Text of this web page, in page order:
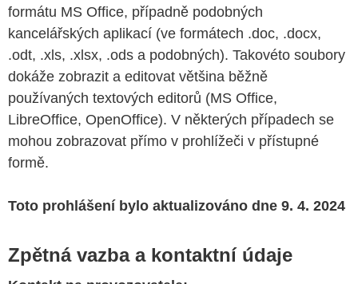
formátu MS Office, případně podobných
kancelářských aplikací (ve formátech .doc, .docx,
.odt, .xls, .xlsx, .ods a podobných). Takovéto soubory
dokáže zobrazit a editovat většina běžně
používaných textových editorů (MS Office,
LibreOffice, OpenOffice). V některých případech se
mohou zobrazovat přímo v prohlížeči v přístupné
formě.
Toto prohlášení bylo aktualizováno dne 9. 4. 2024
Zpětná vazba a kontaktní údaje